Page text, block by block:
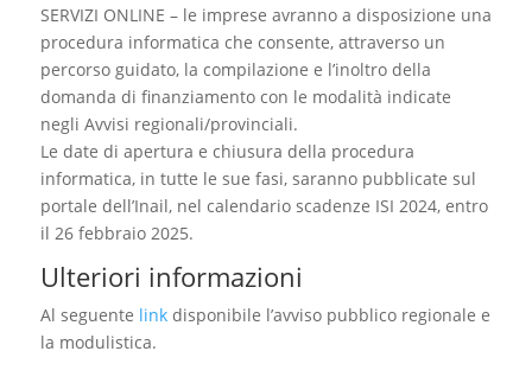
SERVIZI ONLINE – le imprese avranno a disposizione una
procedura informatica che consente, attraverso un
percorso guidato, la compilazione e l’inoltro della
domanda di finanziamento con le modalità indicate
negli Avvisi regionali/provinciali.
Le date di apertura e chiusura della procedura
informatica, in tutte le sue fasi, saranno pubblicate sul
portale dell’Inail, nel calendario scadenze ISI 2024, entro
il 26 febbraio 2025.
Ulteriori informazioni
Al seguente linkdisponibile l’avviso pubblico regionale e
la modulistica.